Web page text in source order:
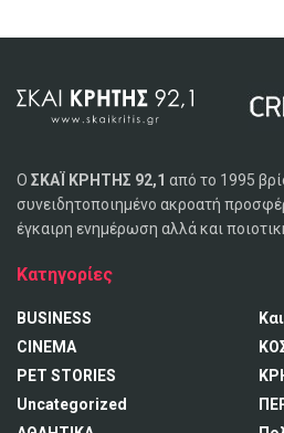
Ο ΣΚΑΪ ΚΡΗΤΗΣ 92,1 από το 1995
συνειδητοποιημένο ακροατή
έγκαιρη ενημέρωση αλλά και
Κατηγορίες
BUSINESS
CINEMA
PET STORIES
Uncategorized